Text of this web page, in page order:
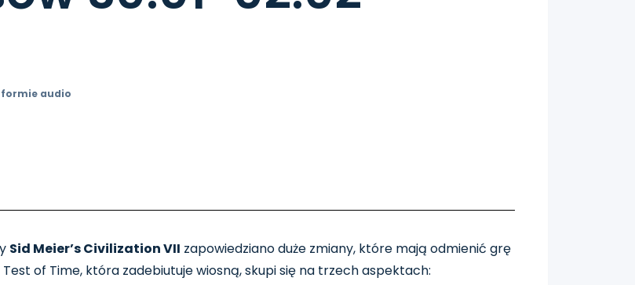
formie audio
Sid Meier’s Civilization VII zapowiedziano duże zmiany, które mają odmienić grę
of Time, która zadebiutuje wiosną, skupi się na trzech aspektach: